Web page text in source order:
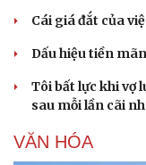
Cái giá đắt của
Dấu hiệu tiền
Tôi bất lực khi vợ
sau mỗi lần cãi
VĂN HÓA